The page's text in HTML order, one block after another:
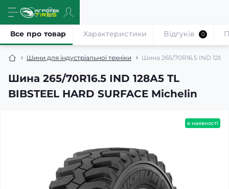
Шини для індустріальної техніки Шина 265/70R16.5 IND
Шина 265/70R16.5 IND 128А5 TL
BIBSTEEL HARD SURFACE Michelin
Все про товар Характеристики Відгуків 0
в наявності